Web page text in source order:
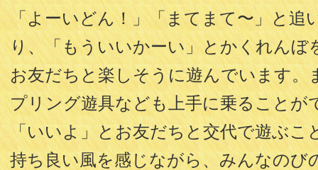
「よーいどん！」「まてまて〜」と追
り、「もういいかーい」とかくれんぼ
お友だちと楽しそうに遊んでいます。
プリング遊具なども上手に乗ることが
「いいよ」とお友だちと交代で遊ぶこ
持ち良い風を感じながら、みんなのび